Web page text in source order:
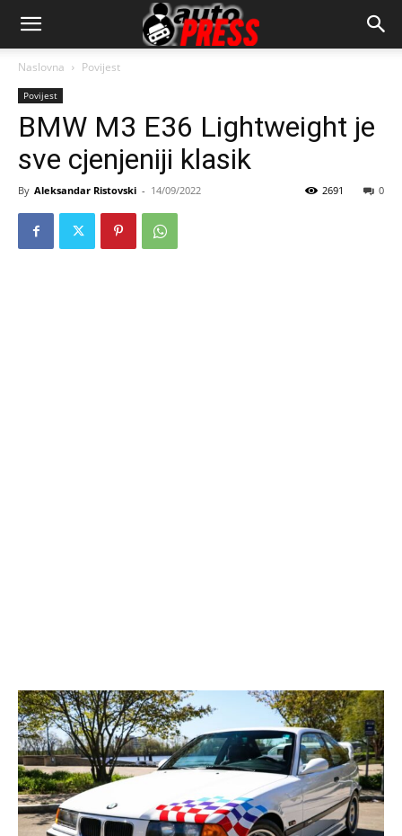
AutopressHR
Naslovna Povijest
Povijest
BMW M3 E36 Lightweight je
sve cjenjeniji klasik
By Aleksandar Ristovski - 14/09/2022 0
2691